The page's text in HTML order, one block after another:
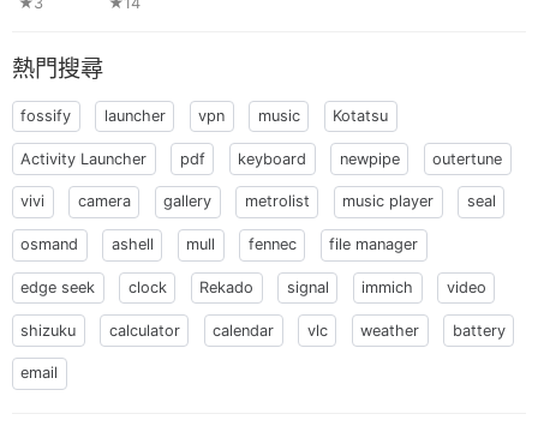
熱門搜尋
fossify launcher vpn music Kotatsu
Activity Launcher pdf keyboard newpipe outertune
vivi camera gallery metrolist music player seal
osmand ashell mull fennec file manager
edge seek clock Rekado signal immich video
shizuku calculator calendar vlc weather battery
email